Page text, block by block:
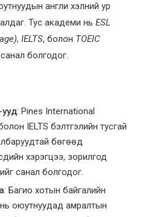
англи хэлний ур
Тус академи нь ESL
, IELTS, болон TOEIC
санал болгодог.
: Pines International
IELTS бэлтгэлийн тусгай
бөгөөд
хэрэгцээ, зорилгод
санал болгодог.
: Багио хотын байгалийн
нь оюутнуудад амралтын